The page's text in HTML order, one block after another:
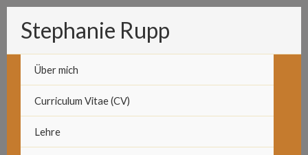
Zum
Inhalt
springenStephanie Rupp
Über mich
Curriculum Vitae (CV)
Lehre